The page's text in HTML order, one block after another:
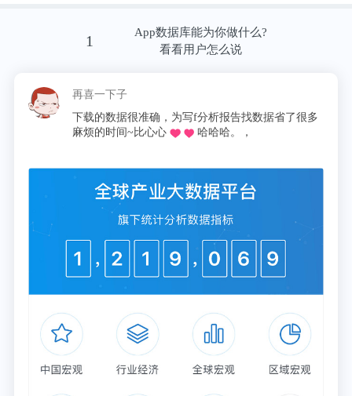
图 | 人造分子机器合成小肽（来源：foresight）
向母校捐款 1 亿美元
从农产品起家后，拼多多一直对农业有所贡献，通过
提升流通领域效率，去中间补两头来让农民和消费者
获益。在疫情期间，拼多多更是开展了助农抗疫的活
化。拼多多从一个纯轻资产的第三方平台，开始转
重，在仓储、物流及农货源头开始进行新一轮的投
入，新的业务开始在拼多多内萌芽并迅速成长。
1
App数据库能为你做什么?
看看用户怎么说
再喜一下子
下载的数据很准确，为写f分析报告找数据省了很多
麻烦的时间~比心心
哈哈哈。，